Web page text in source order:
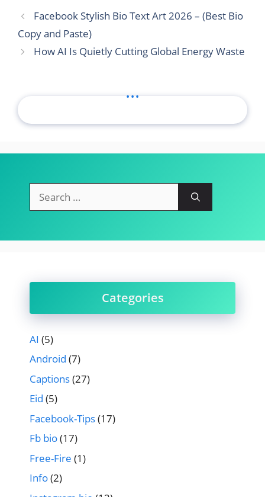
Facebook Stylish Bio Text Art 2026 – (Best Bio
Copy and Paste)
How AI Is Quietly Cutting Global Energy Waste
...
for:
Categories
AI (5)
Android (7)
Captions(27)
Eid (5)
Facebook-Tips(17)
Fb bio(17)
Free-Fire (1)
Info(2)